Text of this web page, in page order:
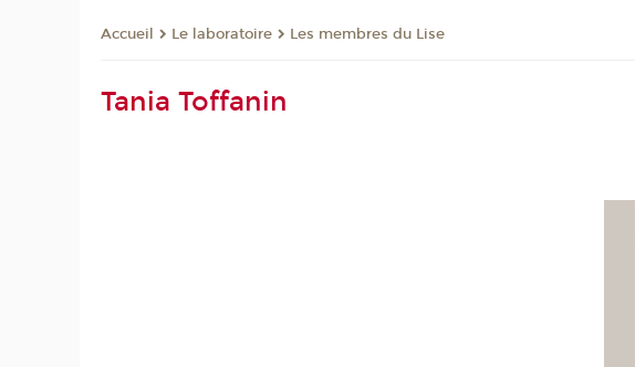
Accueil Le laboratoire Les membres du Lise
Tania Toffanin